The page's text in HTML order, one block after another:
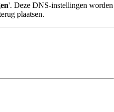
'. Deze DNS-instellingen worden
plaatsen.